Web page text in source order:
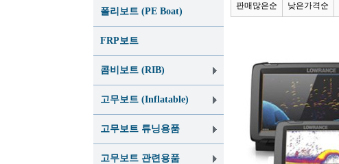
폴리보트 (PE Boat)
FRP보트
콤비보트 (RIB)
고무보트 (Inflatable)
고무보트 튜닝용품
고무보트 관련용품
판매많은순 낮은가격순